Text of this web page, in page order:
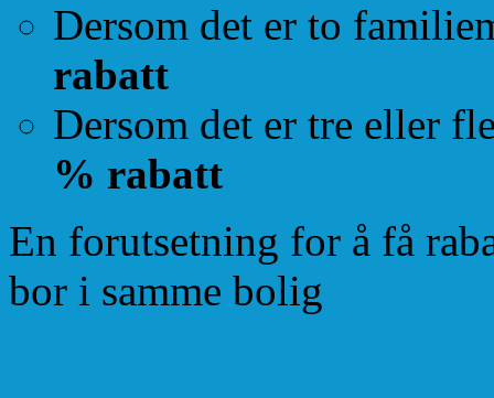
Dersom det er to
rabatt
Dersom det er tre eller
% rabatt
En forutsetning for å få
bor i samme bolig